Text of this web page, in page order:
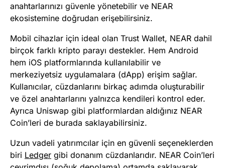
anahtarlarınızı güvenle yönetebilir ve NEAR
ekosistemine doğrudan erişebilirsiniz.
Mobil cihazlar için ideal olan Trust Wallet, NEAR dahil
birçok farklı kripto parayı destekler. Hem Android
hem iOS platformlarında kullanılabilir ve
merkeziyetsiz uygulamalara (dApp) erişim sağlar.
Kullanıcılar, cüzdanlarını birkaç adımda oluşturabilir
ve özel anahtarlarını yalnızca kendileri kontrol eder.
Ayrıca Uniswap gibi platformlardan aldığınız NEAR
Coin’leri de burada saklayabilirsiniz.
Uzun vadeli yatırımcılar için en güvenli seçeneklerden
biri Ledger gibi donanım cüzdanlarıdır. NEAR Coin’leri